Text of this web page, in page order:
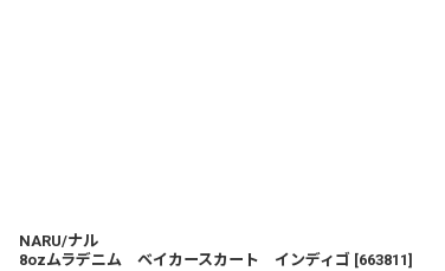
NARU/ナル
8ozムラデニム ベイカースカート インディゴ [663811]